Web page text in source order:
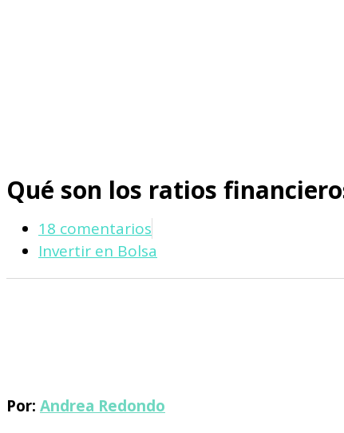
Qué son los ratios
18 comentarios
Invertir en Bolsa
Por: Andrea Redondo